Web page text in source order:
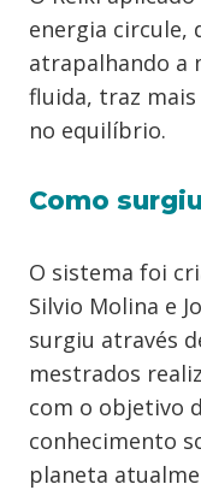
energia circule,
atrapalhando a
fluida, traz
no equilíbrio.
Como
O sistema foi
Silvio Molina e
surgiu através
mestrados
com o objetivo
conhecimento
planeta